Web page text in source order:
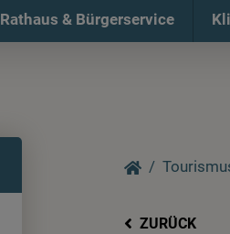
Rathaus & Bürgerservice
ZURÜCK